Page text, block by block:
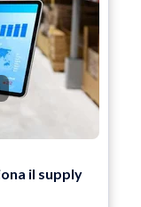
il supply